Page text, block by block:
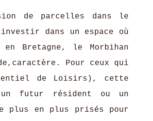
de parcelles dans le
dans un espace où
Bretagne, le Morbihan
Pour ceux qui
de Loisirs), cette
un futur résident ou un
plus en plus prisés pour